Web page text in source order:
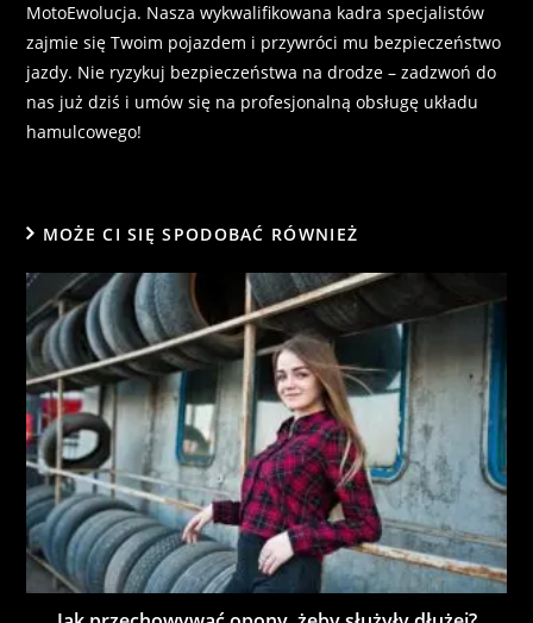
MotoEwolucja. Nasza wykwalifikowana kadra specjalistów
zajmie się Twoim pojazdem i przywróci mu bezpieczeństwo
jazdy. Nie ryzykuj bezpieczeństwa na drodze – zadzwoń do
nas już dziś i umów się na profesjonalną obsługę układu
hamulcowego!
MOŻE CI SIĘ SPODOBAĆ RÓWNIEŻ